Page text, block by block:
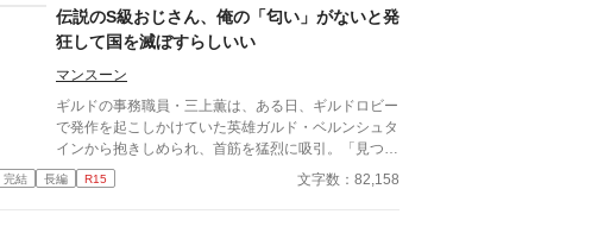
済する条件を言われたラキは、学園で令息たちとの交
流を満喫中。 褒め上手なラキの周りには可愛い令息
が集まり、推し活状態に。 一方、ディートリヒだけ
が嫉妬で胃を痛める日々。 ラキへの恋心を隠し続け
伝説のS級おじさん、俺の「匂い」がないと発
狂して国を滅ぼすらしいい
マンスーン
ギルドの事務職員・三上薫は、ある日、ギルドロビー
で発作を起こしかけていた英雄ガルド・ベルンシュタ
インから抱きしめられ、首筋を猛烈に吸引。「見つけ
た……俺の酸素……！」と叫び、離れなくなってしま
う。 最強おじさん(変態)×ギルドの事務職員(平凡) 世
完結 長編 R15 文字数：82,158